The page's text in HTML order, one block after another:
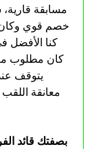
مسابقة
خصم قوي وكان
كنا الأفضل
كان مطلوب
يتوقف
معانقة
بصفتك قائد